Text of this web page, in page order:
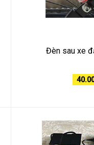
Đèn sau xe